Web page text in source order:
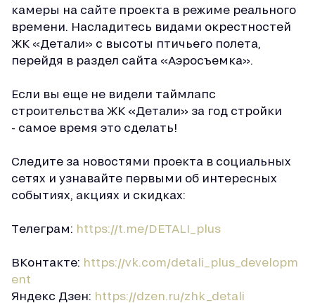
камеры на сайте проекта в режиме реального
времени. Насладитесь видами окрестностей
ЖК «Детали» с высоты птичьего полета,
перейдя в раздел сайта «Аэросъемка».
Если вы еще не видели таймлапс
строительства ЖК «Детали» за год стройки
- самое время это сделать!
Следите за новостями проекта в социальных
сетях и узнавайте первыми об интересных
событиях, акциях и скидках:
Телеграм: https://t.me/DETALI_plus
ВКонтакте: https://vk.com/detali_plus_developm
ent
Яндекс Дзен: https://dzen.ru/zhk_detali